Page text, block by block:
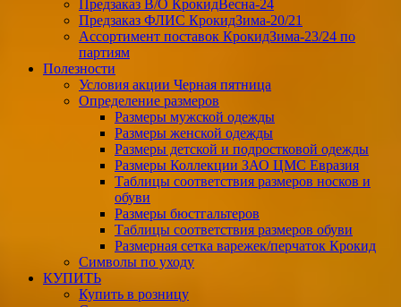
Предзаказ В/О КрокидВесна-24
Предзаказ ФЛИС КрокидЗима-20/21
Ассортимент поставок КрокидЗима-23/24 по
партиям
Полезности
Условия акции Черная пятница
Определение размеров
Размеры мужской одежды
Размеры женской одежды
Размеры детской и подростковой одежды
Размеры Коллекции ЗАО ЦМС Евразия
Таблицы соответствия размеров носков и
обуви
Размеры бюстгальтеров
Таблицы соответствия размеров обуви
Размерная сетка варежек/перчаток Крокид
Символы по уходу
КУПИТЬ
Купить в розницу